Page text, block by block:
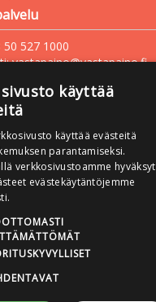
50 527 1000
vastapaino@vastapaino.fi
käyttää
käyttää evästeitä
parantamiseksi.
verkkosivustoamme hyväksyt
evästekäytäntöjemme